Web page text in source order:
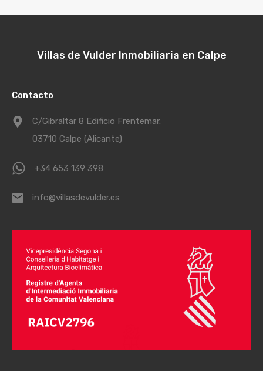
Villas de Vulder Inmobiliaria en Calpe
Contacto
C/Gibraltar 8 Edificio Frentemar.
03710 Calpe (Alicante)
+34 653 139 398
info@villasdevulder.es